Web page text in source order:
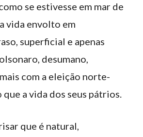
se estivesse em mar de
vida envolto em
superficial e apenas
desumano,
com a eleição norte-
que a vida dos seus pátrios.
que é natural,